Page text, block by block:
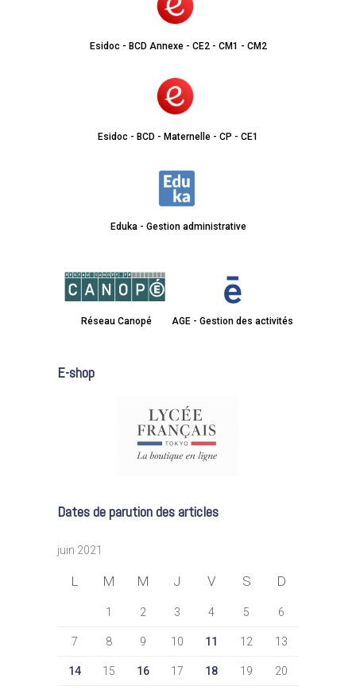
Esidoc - BCD Annexe - CE2 - CM1 - CM2
Esidoc - BCD - Maternelle - CP - CE1
Eduka - Gestion administrative
Réseau Canopé AGE - Gestion des activités
E-shop
Dates de parution des articles
juin 2021
L M M J V S D
1 2 3 4 5 6
7 8 9 10 11 12 13
14 15 16 17 18 19 20